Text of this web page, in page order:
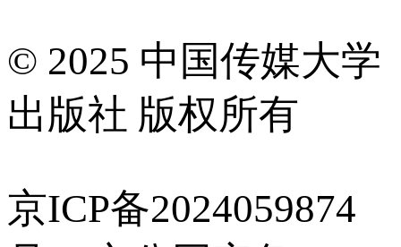
© 2025 中国传媒大学
出版社 版权所有
京ICP备2024059874